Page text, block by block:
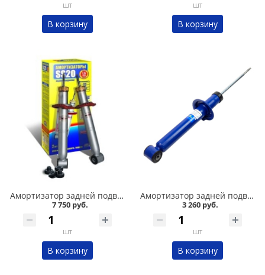
шт
В корзину
шт
В корзину
Амортизатор задней подвески 2108-09 /стандарт/ комплект, SS 20 в Кургане
7 750 руб.
шт
В корзину
Амортизатор задней подвески 2108-09 /комфорт/ газомасляный DEMFI в Кургане
3 260 руб.
шт
В корзину